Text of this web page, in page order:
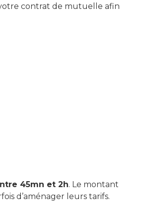
contrat de mutuelle afin
45mn et 2h. Le montant
d’aménager leurs tarifs.